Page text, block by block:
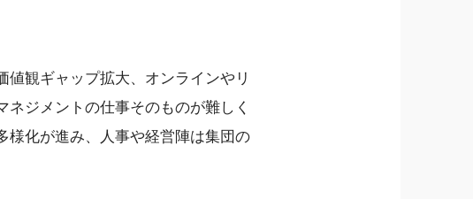
観ギャップ拡大、オンラインやリ
ジメントの仕事そのものが難しく
様化が進み、人事や経営陣は集団の